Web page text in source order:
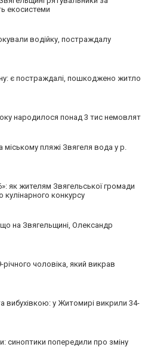
екосистеми
водійку, постраждалу
є постраждалі, пошкоджено житло
народилося понад 3 тис немовлят
пляжі Звягеля вода у р.
як жителям Звягельської громади
кулінарного конкурсу
що на Звягельщині, Олександр
річного чоловіка, який викрав
вибухівкою: у Житомирі викрили 34-
синоптики попередили про зміну